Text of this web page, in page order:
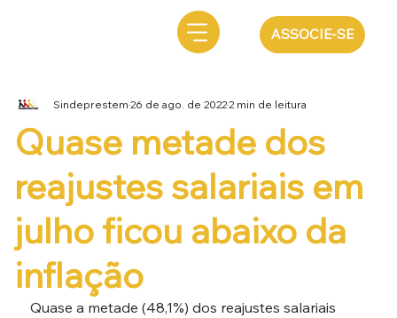
ASSOCIE-SE
Quase metade dos
reajustes salariais em
julho ficou abaixo da
inflação
Sindeprestem26 de ago. de 20222 min de leitura
Quase a metade (48,1%) dos reajustes salariais